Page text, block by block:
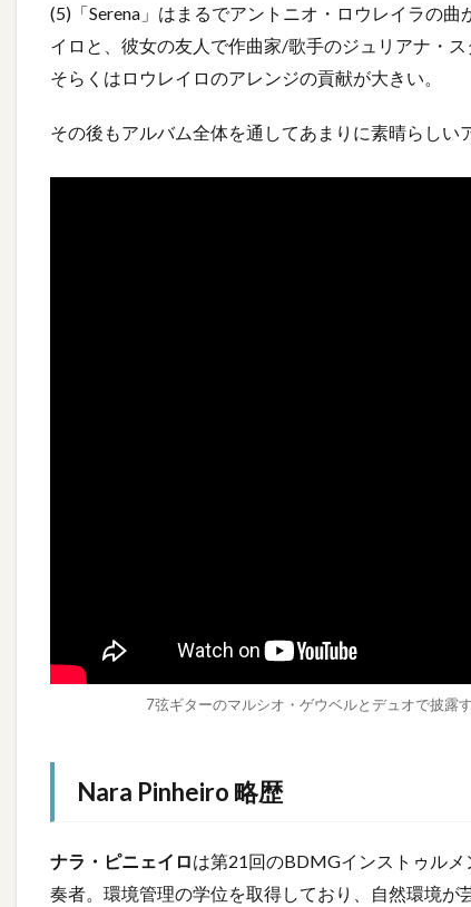
(5)「Serena」はまるでアントニオ・ロウレイラの
イロと、彼女の友人で作曲家/歌手のジュリアナ・
そらくはロウレイロのアレンジの貢献が大きい。
その後もアルバム全体を通してあまりに素晴らしい
7弦ギターのマルシオ・ゲウベルとデュオで披露
Nara Pinheiro 略歴
ナラ・ピニェイロは第21回のBDMGインストゥル
奏者。環境管理の学位を取得しており、自然環境が